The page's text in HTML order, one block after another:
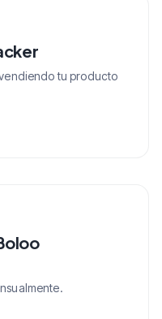
tu producto